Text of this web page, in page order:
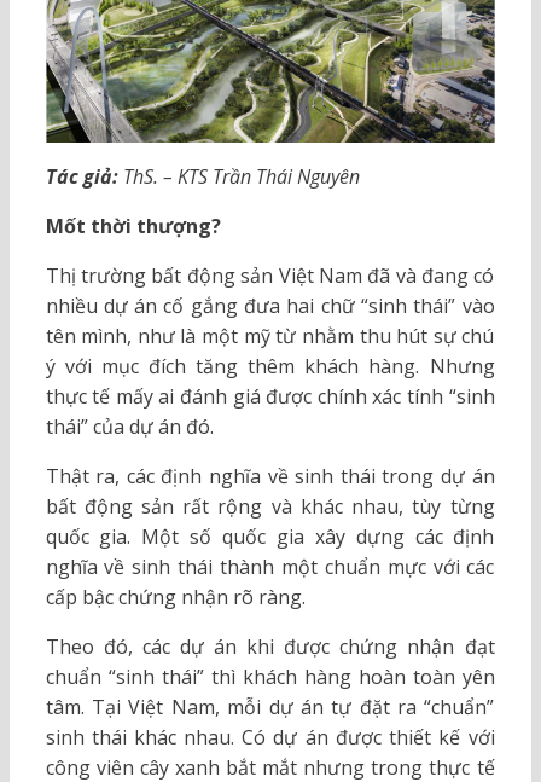
Tác giả:ThS. – KTS Trần Thái Nguyên
Mốt thời thượng?
Thị trường bất động sản Việt Nam đã và đang có
nhiều dự án cố gắng đưa hai chữ “sinh thái” vào
tên mình, như là một mỹ từ nhằm thu hút sự chú
ý với mục đích tăng thêm khách hàng. Nhưng
thực tế mấy ai đánh giá được chính xác tính “sinh
thái” của dự án đó.
Thật ra, các định nghĩa về sinh thái trong dự án
bất động sản rất rộng và khác nhau, tùy từng
quốc gia. Một số quốc gia xây dựng các định
nghĩa về sinh thái thành một chuẩn mực với các
cấp bậc chứng nhận rõ ràng.
Theo đó, các dự án khi được chứng nhận đạt
chuẩn “sinh thái” thì khách hàng hoàn toàn yên
tâm. Tại Việt Nam, mỗi dự án tự đặt ra “chuẩn”
sinh thái khác nhau. Có dự án được thiết kế với
công viên cây xanh bắt mắt nhưng trong thực tế